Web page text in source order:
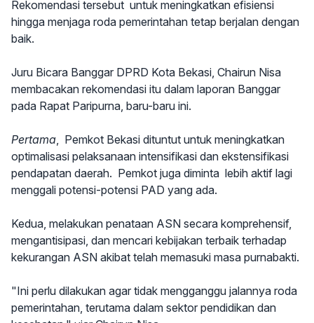
Rekomendasi tersebut untuk meningkatkan efisiensi
hingga menjaga roda pemerintahan tetap berjalan dengan
baik.
Juru Bicara Banggar DPRD Kota Bekasi, Chairun Nisa
membacakan rekomendasi itu dalam laporan Banggar
pada Rapat Paripurna, baru-baru ini.
Pertama, Pemkot Bekasi dituntut untuk meningkatkan
optimalisasi pelaksanaan intensifikasi dan ekstensifikasi
pendapatan daerah. Pemkot juga diminta lebih aktif lagi
menggali potensi-potensi PAD yang ada.
Kedua, melakukan penataan ASN secara komprehensif,
mengantisipasi, dan mencari kebijakan terbaik terhadap
kekurangan ASN akibat telah memasuki masa purnabakti.
"Ini perlu dilakukan agar tidak mengganggu jalannya roda
pemerintahan, terutama dalam sektor pendidikan dan